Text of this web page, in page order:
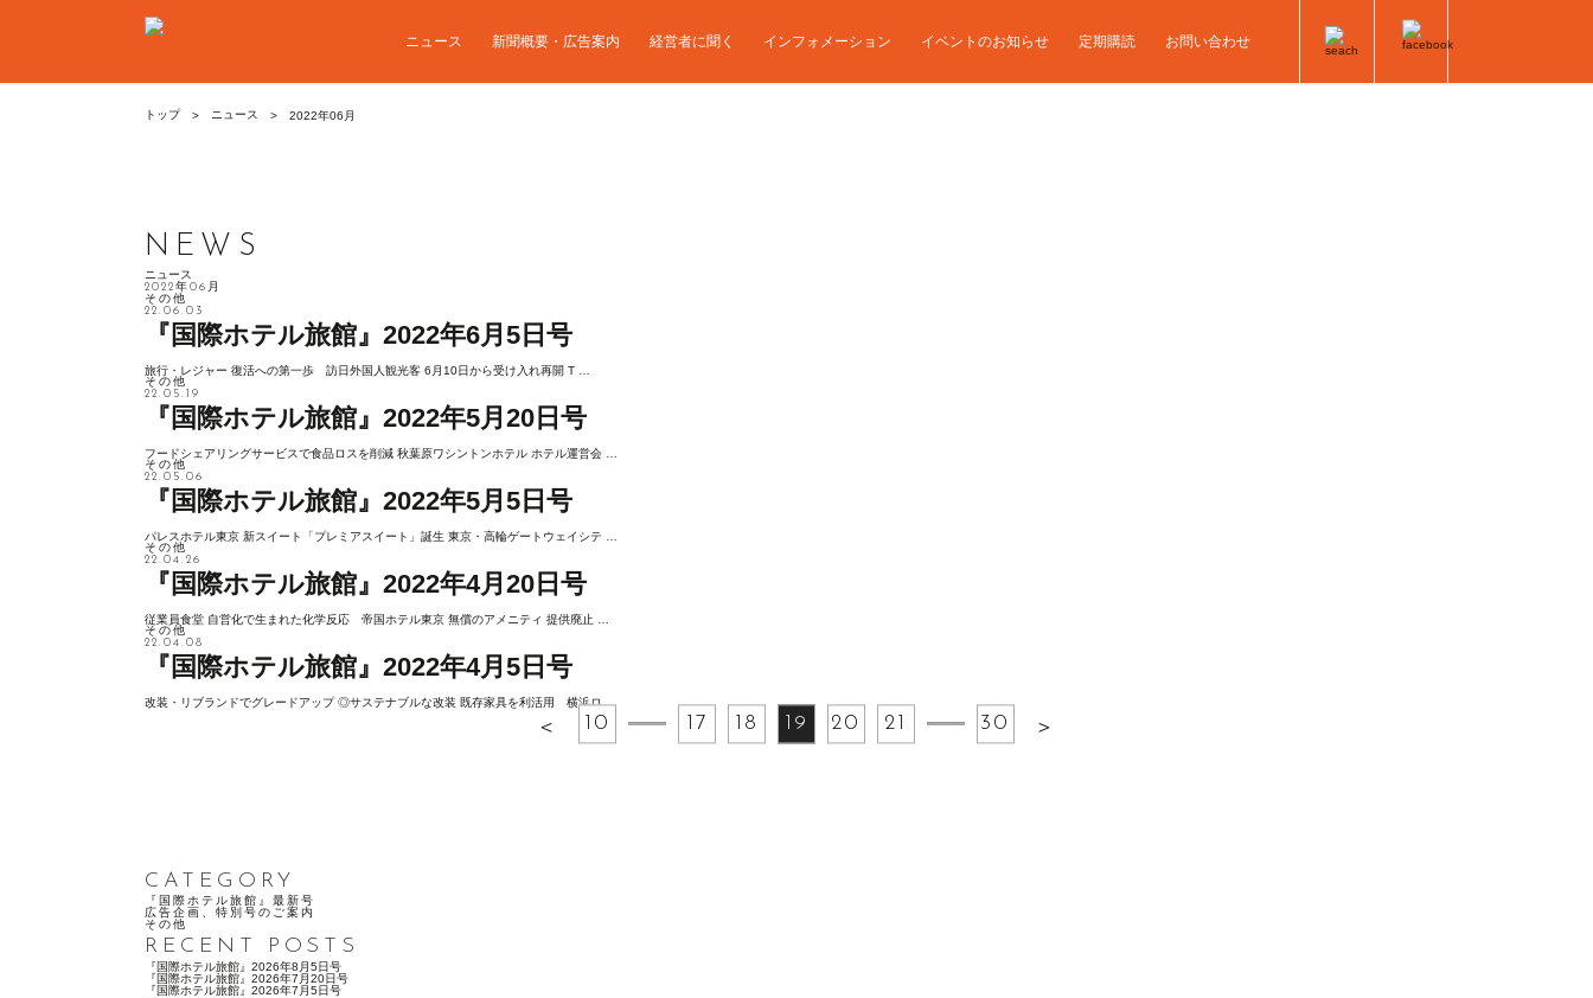
ニュース 新聞概要・広告案内 経営者に聞く インフォメーション イベントのお知らせ 定期購読 お問い合わせ
トップ ニュース 2022年06月
NEWS
ニュース
2022年06月
その他
22.06.03
『国際ホテル旅館』2022年6月5日号
旅行・レジャー 復活への第一歩 訪日外国人観光客 6月10日から受け入れ再開 T …
その他
22.05.19
『国際ホテル旅館』2022年5月20日号
フードシェアリングサービスで食品ロスを削減 秋葉原ワシントンホテル ホテル運営会 …
その他
22.05.06
『国際ホテル旅館』2022年5月5日号
パレスホテル東京 新スイート「プレミアスイート」誕生 東京・高輪ゲートウェイシテ …
その他
22.04.26
『国際ホテル旅館』2022年4月20日号
従業員食堂 自営化で生まれた化学反応 帝国ホテル東京 無償のアメニティ 提供廃止 …
その他
22.04.08
『国際ホテル旅館』2022年4月5日号
改装・リブランドでグレードアップ ◎サステナブルな改装 既存家具を利活用 横浜ロ …
＜ 10 17 18 19 20 21 30 ＞
CATEGORY
『国際ホテル旅館』最新号
広告企画、特別号のご案内
その他
RECENT POSTS
『国際ホテル旅館』2026年8月5日号
『国際ホテル旅館』2026年7月20日号
『国際ホテル旅館』2026年7月5日号